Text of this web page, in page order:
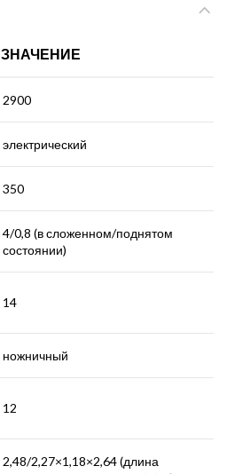
ЗНАЧЕНИЕ
2900
электрический
350
4/0,8 (в сложенном/поднятом
состоянии)
14
ножничный
12
2,48/2,27×1,18×2,64 (длина